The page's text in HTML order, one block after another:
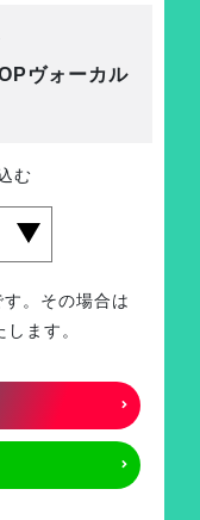
ヴォーカル
む
。その場合は
ます。